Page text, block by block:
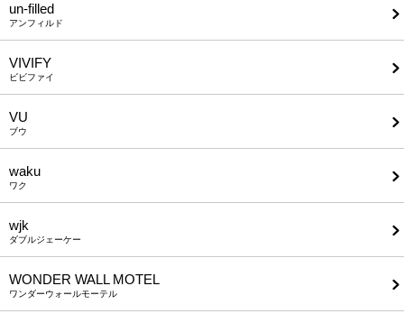
un-filled
アンフィルド
VIVIFY
ビビファイ
VU
ブウ
waku
ワク
wjk
ダブルジェーケー
WONDER WALL MOTEL
ワンダーウォールモーテル